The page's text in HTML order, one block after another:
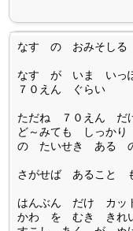
なす の おみそしる
なす が いま いっ
７０えん ぐらい
ただね ７０えん
ど～みても しっか
の たいせき ある
さがせば あること
はんぶん だけ カッ
かわ を むき きれ